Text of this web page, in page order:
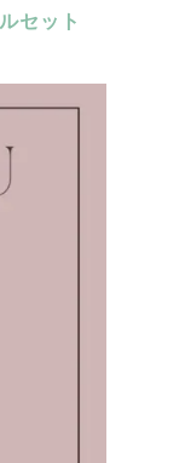
セット